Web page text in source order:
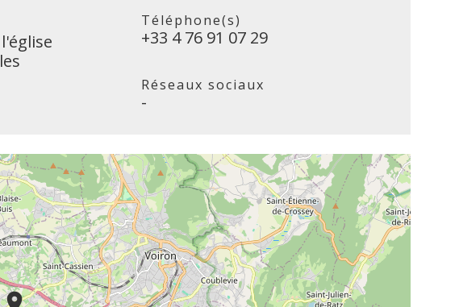
Téléphone(s)
+33 4 76 91 07 29
Réseaux sociaux
-